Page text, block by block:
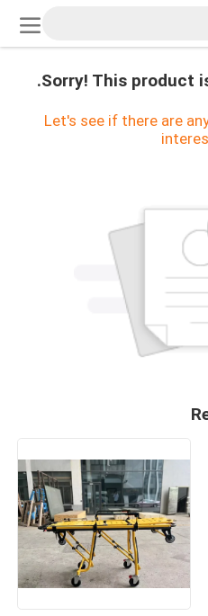
Sorry! This product
Let's see if there are